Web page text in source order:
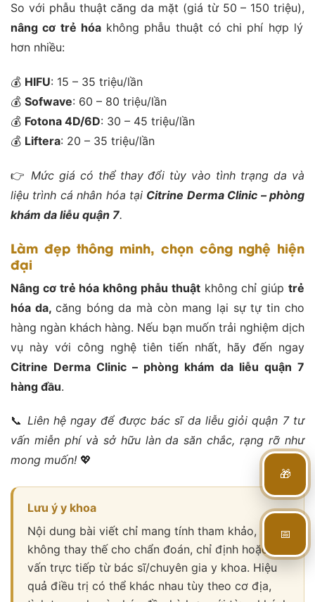
So với phẫu thuật căng da mặt (giá từ 50 – 150 triệu),
nâng cơ trẻ hóakhông phẫu thuật có chi phí hợp lý
hơn nhiều:
💰 HIFU: 15 – 35 triệu/lần
💰 Sofwave: 60 – 80 triệu/lần
💰 Fotona 4D/6D: 30 – 45 triệu/lần
💰 Liftera: 20 – 35 triệu/lần
👉 Mức giá có thể thay đổi tùy vào tình trạng da và
liệu trình cá nhân hóa tại Citrine Derma Clinic – phòng
khám da liễu quận 7.
Làm đẹp thông minh, chọn công nghệ hiện
đại
Nâng cơ trẻ hóa không phẫu thuậtkhông chỉ giúptrẻ
hóa da, căng bóng da mà còn mang lại sự tự tin cho
hàng ngàn khách hàng. Nếu bạn muốn trải nghiệm dịch
vụ này với công nghệ tiên tiến nhất, hãy đến ngay
Citrine Derma Clinic – phòng khám da liễu quận 7
hàng đầu.
📞 Liên hệ ngay để được bác sĩ da liễu giỏi quận 7 tư
vấn miễn phí và sở hữu làn da săn chắc, rạng rỡ như
mong muốn! 💖
Lưu ý y khoa
Nội dung bài viết chỉ mang tính tham khảo,
không thay thế cho chẩn đoán, chỉ định hoặc tư
vấn trực tiếp từ bác sĩ/chuyên gia y khoa. Hiệu
quả điều trị có thể khác nhau tùy theo cơ địa,
🎁
📅